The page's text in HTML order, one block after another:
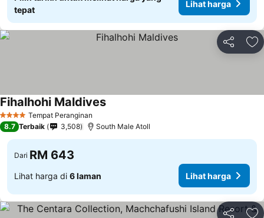
tepat
Lihat harga
Kongsi
4 BintangTempat Peranginan
Fihalhohi Maldives
8.7 Terbaik 3,508 South Male Atoll
Dari RM 643
Lihat harga di 6 laman Lihat harga